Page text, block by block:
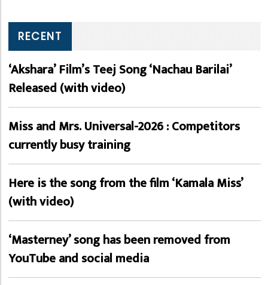
RECENT
‘Akshara’ Film’s Teej Song ‘Nachau Barilai’
Released (with video)
Miss and Mrs. Universal-2026 : Competitors
currently busy training
Here is the song from the film ‘Kamala Miss’
(with video)
‘Masterney’ song has been removed from
YouTube and social media